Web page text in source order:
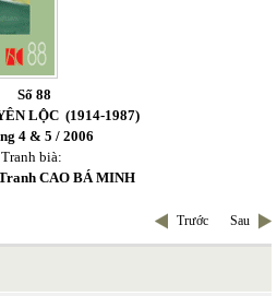
Số 88
LỘC (1914-1987)
4 & 5 / 2006
Tranh bià:
CAO BÁ MINH
Trước Sau